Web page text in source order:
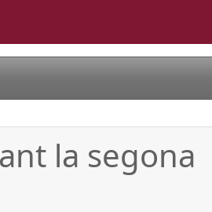
la segona